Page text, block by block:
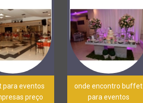
para eventos
preço
onde encontro buffet
para eventos